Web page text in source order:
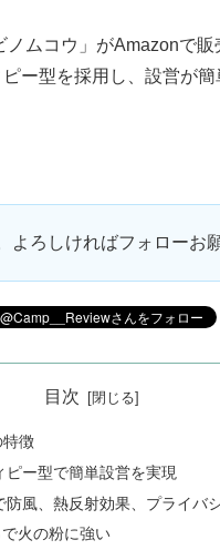
ムコウ」がAmazonで
ー型を採用し、設営が
ろしければフォローお
目次
特徴
ピー型で簡単設営を実現
防風、熱反射効果、プライバ
火の粉に強い